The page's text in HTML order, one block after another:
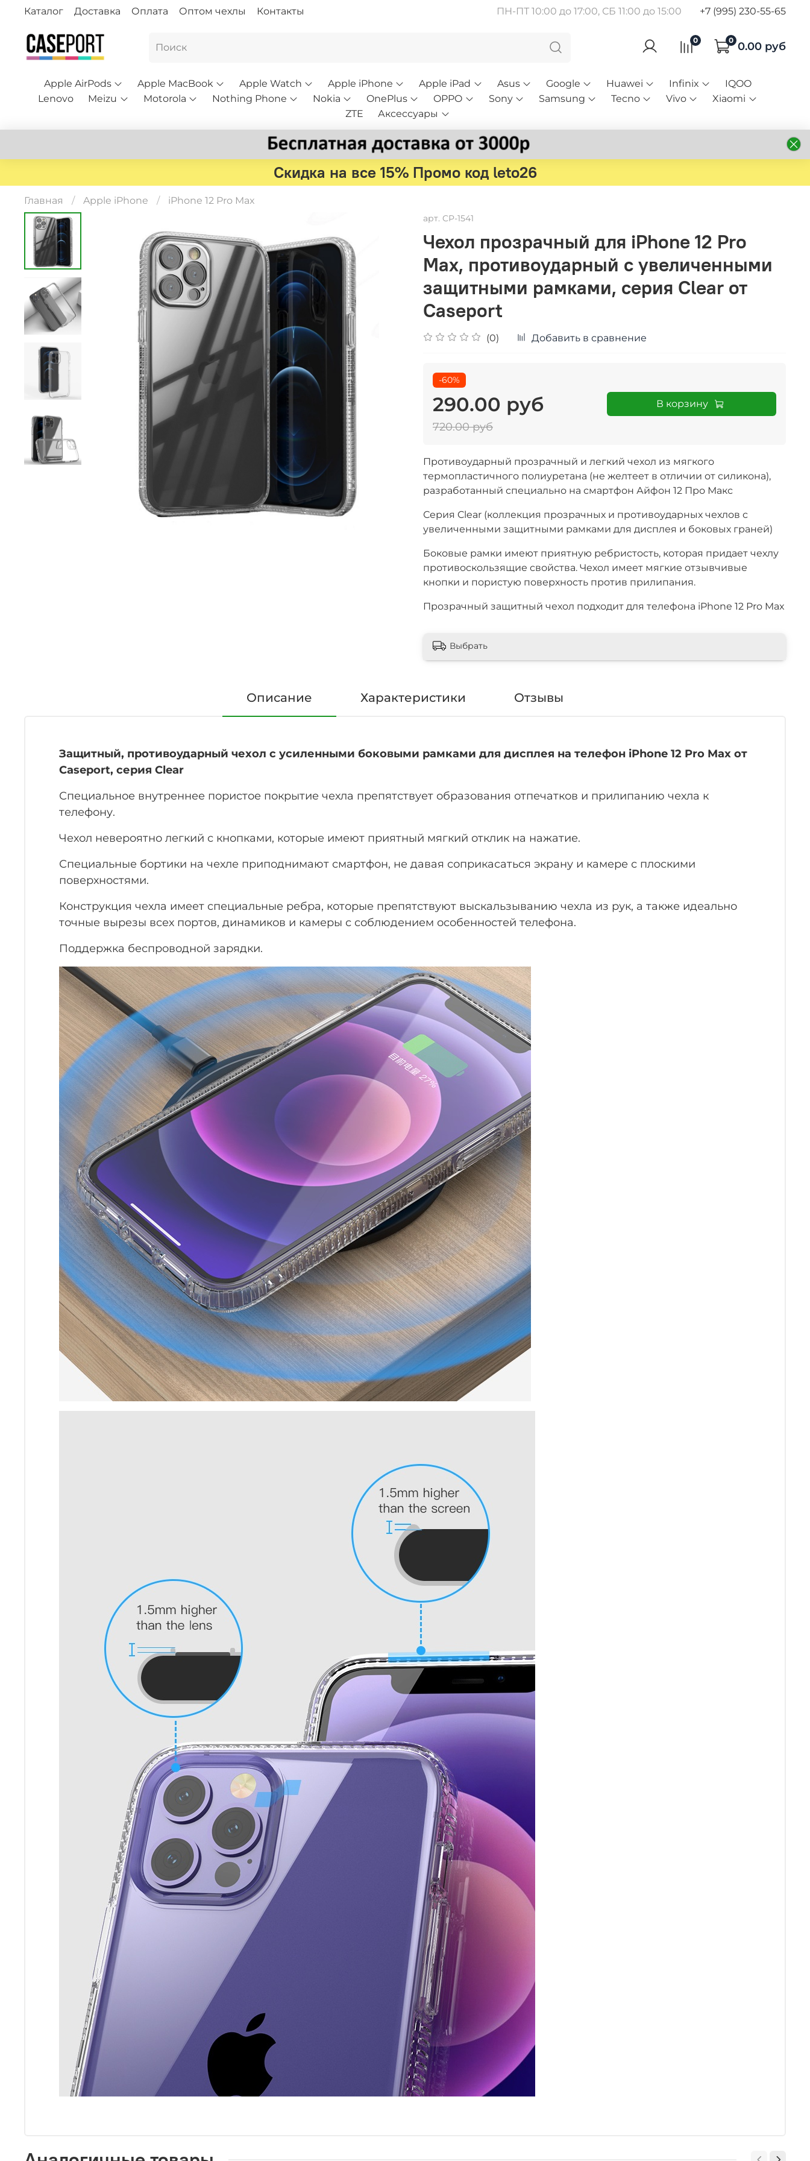
Каталог Доставка Оплата Оптом чехлы Контакты ПН-ПТ 10:00 до 17:00, СБ 11:00 до 15:00 +7 (995) 230-55-65
0 0 0.00 руб
Apple AirPods Apple MacBook Apple Watch Apple iPhone Apple iPad Asus Google Huawei Infinix
IQOO
Lenovo
Meizu Motorola Nothing Phone Nokia OnePlus OPPO Sony Samsung Tecno Vivo
Xiaomi
ZTE
Аксессуары
Скидка на все 15% Промо код leto26
Главная Apple iPhone iPhone 12 Pro Max
арт. CP-1541
Чехол прозрачный для iPhone 12 Pro
Max, противоударный с увеличенными
защитными рамками, серия Clear от
Caseport
(0) Добавить в сравнение
-60%
290.00 руб
720.00 руб
В корзину
Противоударный прозрачный и легкий чехол из мягкого
термопластичного полиуретана (не желтеет в отличии от силикона),
разработанный специально на смартфон Айфон 12 Про Макс
Серия Clear (коллекция прозрачных и противоударных чехлов с
увеличенными защитными рамками для дисплея и боковых граней)
Боковые рамки имеют приятную ребристость, которая придает чехлу
противоскользящие свойства. Чехол имеет мягкие отзывчивые
кнопки и пористую поверхность против прилипания.
Прозрачный защитный чехол подходит для телефона iPhone 12 Pro Max
Выбрать
Описание Характеристики Отзывы
Защитный, противоударный чехол с усиленными боковыми рамками для дисплея на телефон iPhone 12 Pro Max от
Caseport, серия Clear
Специальное внутреннее пористое покрытие чехла препятствует образования отпечатков и прилипанию чехла к
телефону.
Чехол невероятно легкий с кнопками, которые имеют приятный мягкий отклик на нажатие.
Специальные бортики на чехле приподнимают смартфон, не давая соприкасаться экрану и камере с плоскими
поверхностями.
Конструкция чехла имеет специальные ребра, которые препятствуют выскальзыванию чехла из рук, а также идеально
точные вырезы всех портов, динамиков и камеры с соблюдением особенностей телефона.
Поддержка беспроводной зарядки.